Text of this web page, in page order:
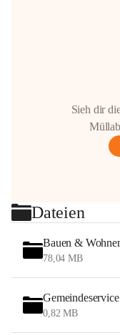
Sieh dir
Dateien
Bauen &
78,04 MB
Gemeindeservice
0,82 MB